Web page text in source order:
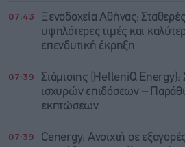
07:43
Ξενοδοχεία Αθήνας:
υψηλότερες τιμές και
επενδυτική έκρηξη
07:39
Σιάμισιης (HelleniQ Energy):
ισχυρών επιδόσεων –
εκπτώσεων
07:39
Cenergy: Ανοιχτή σε